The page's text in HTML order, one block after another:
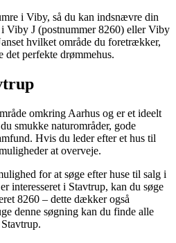
i Viby, så du kan indsnævre din
Viby J (postnummer 8260) eller Viby
hvilket område du foretrækker,
perfekte drømmehus.
omkring Aarhus og er et ideelt
smukke naturområder, gode
Hvis du leder efter et hus til
at overveje.
for at søge efter huse til salg i
interesseret i Stavtrup, kan du søge
8260 – dette dækker også
denne søgning kan du finde alle